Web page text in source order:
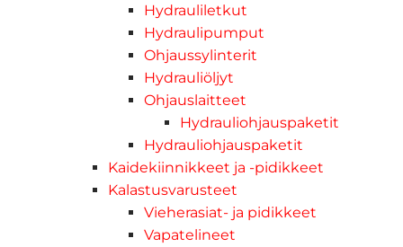
Hydrauliletkut
Hydraulipumput
Ohjaussylinterit
Hydrauliöljyt
Ohjauslaitteet
Hydrauliohjauspaketit
Hydrauliohjauspaketit
Kaidekiinnikkeet ja -pidikkeet
Kalastusvarusteet
Vieherasiat- ja pidikkeet
Vapatelineet